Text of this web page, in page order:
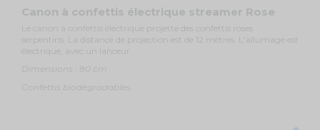
Canon à confettis électrique streamer Rose
Le canon à confettis électrique projette des confettis roses
serpentins. La distance de projection est de 12 mètres. L'allumage est
électrique, avec un lanceur.
Dimensions : 80 cm
Confettis biodégradables